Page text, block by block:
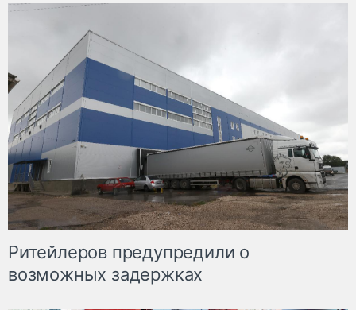
Ритейлеров предупредили о
возможных задержках